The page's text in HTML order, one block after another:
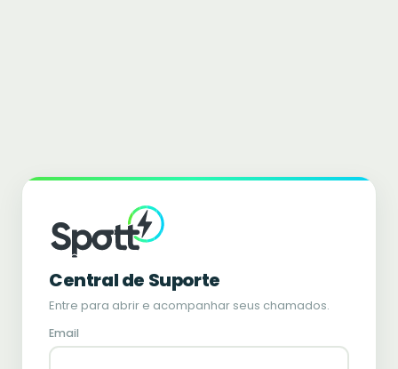
Central de Suporte
Entre para abrir e acompanhar seus chamados.
Email